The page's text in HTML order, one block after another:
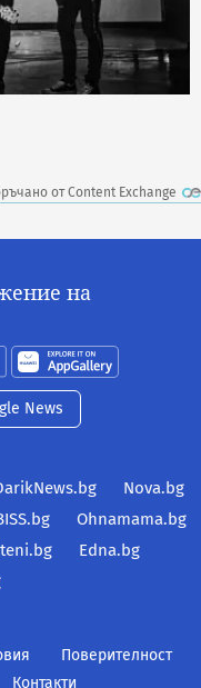
от Content Exchange
на
News
Nova.bg
Ohnamama.bg
Edna.bg
Поверителност
Контакти